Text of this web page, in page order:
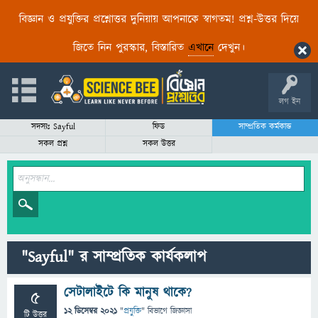
বিজ্ঞান ও প্রযুক্তির প্রশ্নোত্তর দুনিয়ায় আপনাকে স্বাগতম! প্রশ্ন-উত্তর দিয়ে
জিতে নিন পুরস্কার, বিস্তারিত এখানেদেখুন।
লগ ইন
সদস্যঃ Sayful ফিড
সাম্প্রতিক কর্মকান্ড
সকল প্রশ্ন
সকল উত্তর
"Sayful" র সাম্প্রতিক কার্যকলাপ
5
টি উত্তর
সেটালাইটে কি মানুষ থাকে?
12 ডিসেম্বর 2021 "প্রযুক্তি" বিভাগে জিজ্ঞাসা